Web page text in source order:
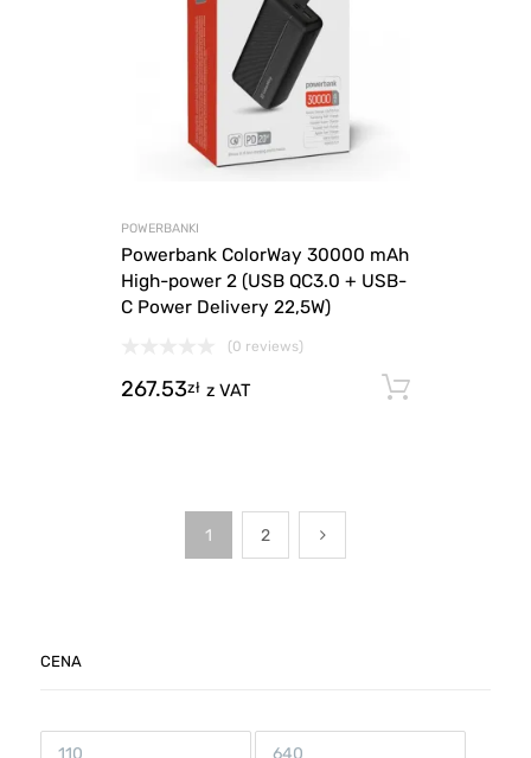
POWERBANKI
Powerbank ColorWay 30000 mAh
High-power 2 (USB QC3.0 + USB-
C Power Delivery 22,5W)
(0 reviews)
267.53zł z VAT
1 2
CENA